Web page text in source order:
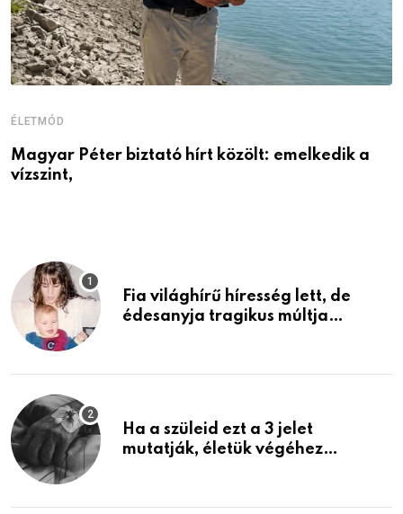
ÉLETMÓD
Magyar Péter biztató hírt közölt: emelkedik a
vízszint,
Fia világhírű híresség lett, de
édesanyja tragikus múltja
Ha a szüleid ezt a 3 jelet
mutatják, életük végéhez